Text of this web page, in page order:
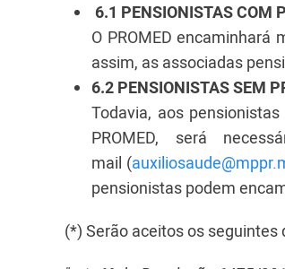
6.1 PENSIONISTAS COM
O PROMED
assim, as associadas
6.2 PENSIONISTAS SEM
Todavia, aos
PROMED, será
mail (
pensionistas podem
(*) Serão aceitos os